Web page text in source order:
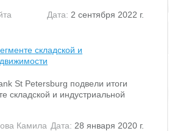
Дата: 2 сентября 2022 г.
складской и
St Petersburg подвели итоги
складской и индустриальной
Камила Дата: 28 января 2020 г.